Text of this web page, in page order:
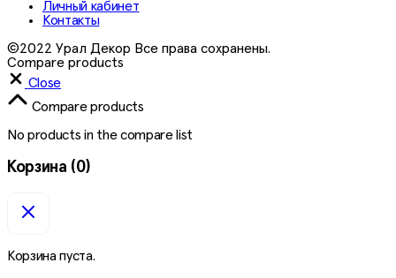
Личный кабинет
Контакты
©2022 Урал Декор Все права сохранены.
Compare products
Close
Compare products
No products in the compare list
Корзина (0)
Корзина пуста.